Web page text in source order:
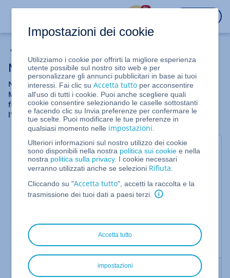
%
Nextcloud Workspace
Nextcloud Workspace la prima vera alternativa europea a
Microsoft 365. Sicura, conforme al GDPR e con tutte le
funzionalità necessarie per la collaborazione e
l'archiviazione dei dati.
Configurare Nextcloud Workspace
Attivare Nextcloud Workspace
Workspace
Supporto IA in Nextcloud Workspace
Utilizzare Nextcloud Workspace
Impostazioni dei cookie
Utilizziamo i cookie per offrirti la migliore esperienza
utente possibile sul nostro sito web e per
personalizzare gli annunci pubblicitari in base ai tuoi
interessi. Fai clic suAccetta tutto per acconsentire
all'uso di tutti i cookie. Puoi anche scegliere quali
cookie consentire selezionando le caselle sottostanti
e facendo clic su Invia preferenze per confermare le
tue scelte. Puoi modificare le tue preferenze in
qualsiasi momento nelle impostazioni
Ulteriori informazioni sul nostro utilizzo dei cookie
sono disponibili nella nostra politica sui cookie e nella
nostra politica sulla privacy. I cookie necessari
verranno utilizzati anche se selezioni Rifiuta
Cliccando su "Accetta tutto", accetti la raccolta e la
trasmissione dei tuoi dati a paesi terzi.
Accetta tutto
impostazioni